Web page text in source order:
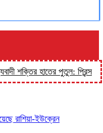
শক্তির হাতের পুতুল: প্রিন্স
রাশিয়া-ইউক্রেন